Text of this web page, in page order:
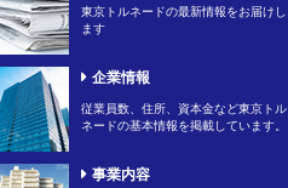
東京トルネードの最新情報をお届けし
ます
企業情報
従業員数、住所、資本金など東京トル
ネードの基本情報を掲載しています。
事業内容